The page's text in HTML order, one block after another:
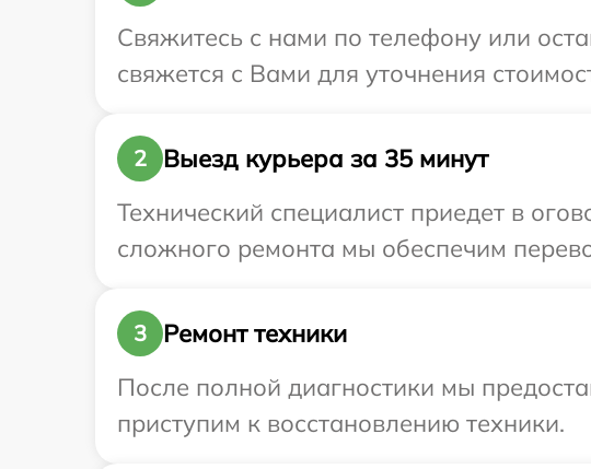
Свяжитесь с нами по телефону или
свяжется с Вами для уточнения
2
Выезд курьера за 35 минут
Технический специалист приедет в
сложного ремонта мы обеспечим
3
Ремонт техники
После полной диагностики мы
приступим к восстановлению техники.